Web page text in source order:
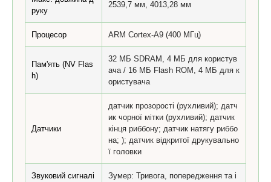
руку
2539,7 мм, 4013,28 мм
Процесор ARM Cortex-A9 (400 МГц)
Пам'ять (NV Flas
h)
32 МБ SDRAM, 4 МБ для користув
ача / 16 МБ Flash ROM, 4 МБ для к
ористувача
Датчики
датчик прозорості (рухливий); датч
ик чорної мітки (рухливий); датчик
кінця риббону; датчик натягу риббо
на; ); датчик відкритої друкувально
ї головки
Звуковий сигналі
Зумер: Тривога, попередження та і